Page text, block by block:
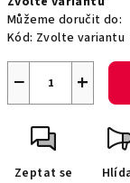
cena:
Můžeme doručit do:
Kód: Zvolte variantu
+
−
Zeptat se